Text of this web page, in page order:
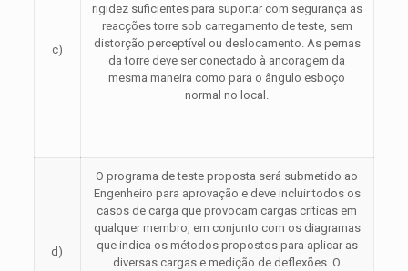
c)
rigidez suficientes para suportar com segurança as
reacções torre sob carregamento de teste, sem
distorção perceptível ou deslocamento. As pernas
da torre deve ser conectado à ancoragem da
mesma maneira como para o ângulo esboço
normal no local.
d)
O programa de teste proposta será submetido ao
Engenheiro para aprovação e deve incluir todos os
casos de carga que provocam cargas críticas em
qualquer membro, em conjunto com os diagramas
que indica os métodos propostos para aplicar as
diversas cargas e medição de deflexões. O